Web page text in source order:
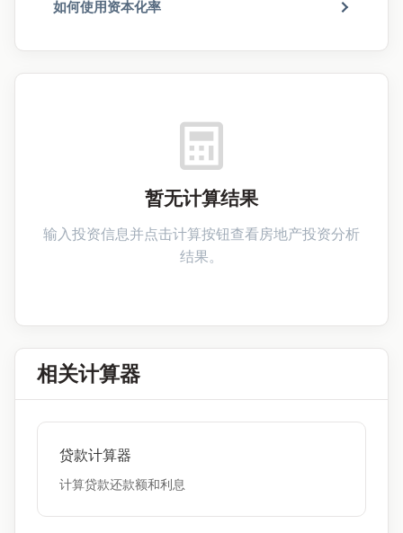
如何使用资本化率
暂无计算结果
输入投资信息并点击计算按钮查看房地产投资分析
结果。
相关计算器
贷款计算器
计算贷款还款额和利息